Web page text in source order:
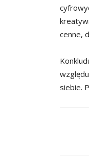
cenne,
siebie.